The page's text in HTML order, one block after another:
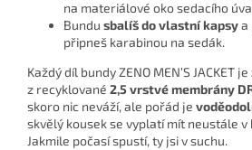
na materiálové oko sedacího
Bundu sbalíš do vlastní kapsya
připneš karabinou na sedák.
Každý díl bundy ZENO MEN’S JACKET
z recyklované 2,5 vrstvé membrány
skoro nic neváží, ale pořád je
skvělý kousek se vyplatí mít neustále
Jakmile počasí spustí, ty jsi v suchu.